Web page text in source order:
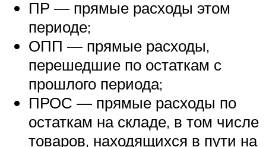
ПР — прямые расходы этом
периоде;
ОПП — прямые расходы,
перешедшие по остаткам с
прошлого периода;
ПРОС — прямые расходы по
остаткам на складе, в том числе
товаров, находящихся в пути на